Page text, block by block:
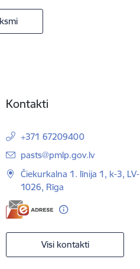
Kontakti
+371 67209400
E-pasts:
pasts@pmlp.gov.lv
Čiekurkalna 1. līnija 1, k-3, LV-
1026, Rīga
Visi kontakti